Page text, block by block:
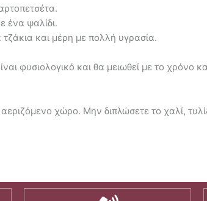
ένα ψαλίδι.
και μέρη με πολλή υγρασία.
φυσιολογικό και θα μειωθεί με το χρόνο
χώρο. Μην διπλώσετε το χαλί,